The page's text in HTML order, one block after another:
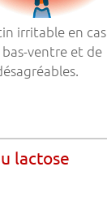
irritable en
ventre et de
lactose